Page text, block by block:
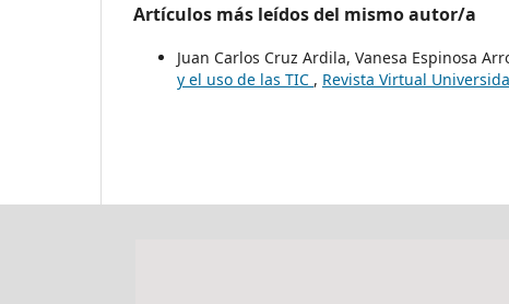
Artículos más leídos del mismo autor/a
Juan Carlos Cruz Ardila, Vanesa Espinosa
y el uso de las TIC , Revista Virtual